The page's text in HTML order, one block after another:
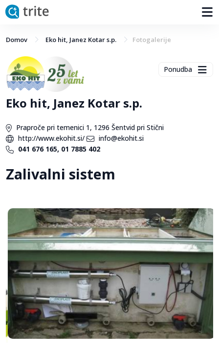
Domov Eko hit, Janez Kotar s.p. Fotogalerije
Ponudba
Eko hit, Janez Kotar s.p.
Praproče pri temenici 1, 1296 Šentvid pri Stični
http://www.ekohit.si/
info@ekohit.si
041 676 165, 01 7885 402
Zalivalni sistem